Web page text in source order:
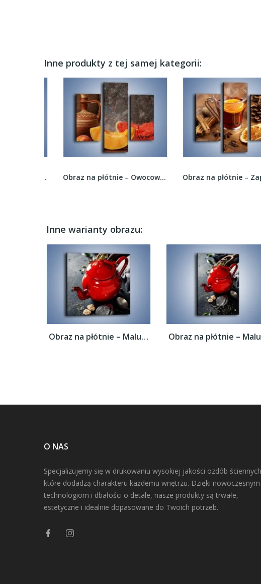
Inne produkty z tej samej kategorii:
Obraz na płótnie – Owocowe smaki lata –...
Inne warianty obrazu:
Obraz na płótnie – Malutki czajniczek do...
O NAS
Specjalizujemy się w drukowaniu wysokiej jakości ozdób
które dodadzą charakteru każdemu wnętrzu. Dzięki nowoczesnym
technologiom i dbałości o detale, nasze produkty są trwałe,
estetyczne i idealnie dopasowane do Twoich potrzeb.